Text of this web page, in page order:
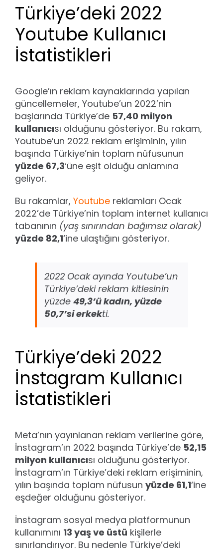
Türkiye’deki 2022
Youtube Kullanıcı
İstatistikleri
Google’ın reklam kaynaklarında yapılan
güncellemeler, Youtube’un 2022’nin
başlarında Türkiye’de 57,40 milyon
kullanıcısı olduğunu gösteriyor. Bu rakam,
Youtube’un 2022 reklam erişiminin, yılın
başında Türkiye’nin toplam nüfusunun
yüzde 67,3‘üne eşit olduğu anlamına
geliyor.
Bu rakamlar, Youtube reklamları Ocak
2022’de Türkiye’nin toplam internet kullanıcı
tabanının (yaş sınırından bağımsız olarak)
yüzde 82,1‘ine ulaştığını gösteriyor.
2022 Ocak ayında Youtube’un
Türkiye’deki reklam kitlesinin
yüzde 49,3’ü kadın, yüzde
50,7’si erkekti.
Türkiye’deki 2022
İnstagram Kullanıcı
İstatistikleri
Meta’nın yayınlanan reklam verilerine göre,
İnstagram’ın 2022 başında Türkiye’de 52,15
milyon kullanıcısı olduğunu gösteriyor.
İnstagram’ın Türkiye’deki reklam erişiminin,
yılın başında toplam nüfusun yüzde 61,1‘ine
eşdeğer olduğunu gösteriyor.
İnstagram sosyal medya platformunun
kullanımını 13 yaş ve üstü kişilerle
sınırlandırıyor. Bu nedenle Türkiye’deki